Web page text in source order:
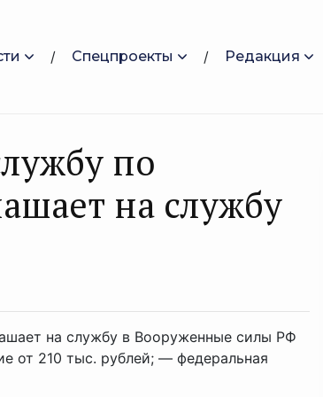
Спецпроекты Редакция
по
на службу
на службу в Вооруженные силы РФ
210 тыс. рублей; — федеральная